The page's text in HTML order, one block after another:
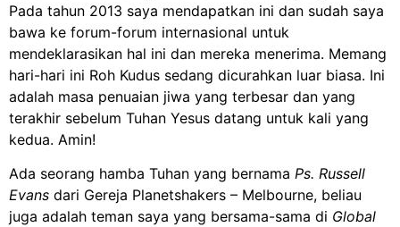
Pada tahun 2013 saya mendapatkan ini dan sudah saya
bawa ke forum-forum internasional untuk
mendeklarasikan hal ini dan mereka menerima. Memang
hari-hari ini Roh Kudus sedang dicurahkan luar biasa. Ini
adalah masa penuaian jiwa yang terbesar dan yang
terakhir sebelum Tuhan Yesus datang untuk kali yang
kedua. Amin!
Ada seorang hamba Tuhan yang bernama Ps. Russell
Evans dari Gereja Planetshakers – Melbourne, beliau
juga adalah teman saya yang bersama-sama di Global